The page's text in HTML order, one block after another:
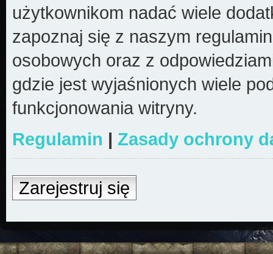
użytkownikom nadać wiele
zapoznaj się z naszym
osobowych oraz z
gdzie jest wyjaśnionych wiele
funkcjonowania witryny.
Regulamin | Zasady ochrony
Zarejestruj się